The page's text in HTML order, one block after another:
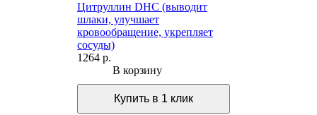
Цитруллин DHC (выводит
шлаки, улучшает
кровообращение, укрепляет
сосуды)
1264 р.
В корзину